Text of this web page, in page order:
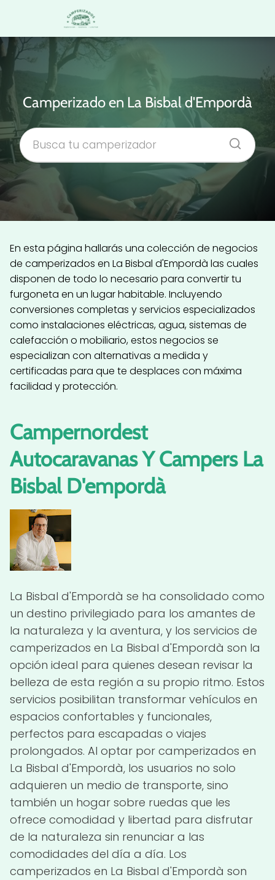
Camperizado en La Bisbal d'Empordà
En esta página hallarás una colección de negocios
de camperizados en La Bisbal d'Empordà las cuales
disponen de todo lo necesario para convertir tu
furgoneta en un lugar habitable. Incluyendo
conversiones completas y servicios especializados
como instalaciones eléctricas, agua, sistemas de
calefacción o mobiliario, estos negocios se
especializan con alternativas a medida y
certificadas para que te desplaces con máxima
facilidad y protección.
Campernordest
Autocaravanas Y Campers La
Bisbal D'empordà
La Bisbal d'Empordà se ha consolidado como
un destino privilegiado para los amantes de
la naturaleza y la aventura, y los servicios de
camperizados en La Bisbal d'Empordà son la
opción ideal para quienes desean revisar la
belleza de esta región a su propio ritmo. Estos
servicios posibilitan transformar vehículos en
espacios confortables y funcionales,
perfectos para escapadas o viajes
prolongados. Al optar por camperizados en
La Bisbal d'Empordà, los usuarios no solo
adquieren un medio de transporte, sino
también un hogar sobre ruedas que les
ofrece comodidad y libertad para disfrutar
de la naturaleza sin renunciar a las
comodidades del día a día. Los
camperizados en La Bisbal d'Empordà son